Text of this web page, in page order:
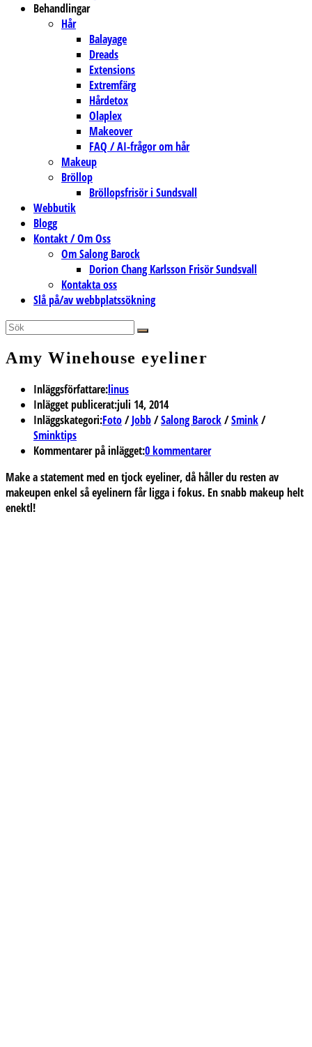
Behandlingar
Hår
Balayage
Dreads
Extensions
Extremfärg
Hårdetox
Olaplex
Makeover
FAQ / AI-frågor om hår
Makeup
Bröllop
Bröllopsfrisör i Sundsvall
Webbutik
Blogg
Kontakt / Om Oss
Om Salong Barock
Dorion Chang Karlsson Frisör Sundsvall
Kontakta oss
Slå på/av webbplatssökning
Amy Winehouse eyeliner
Inläggsförfattare:linus
Inlägget publicerat:juli 14, 2014
Inläggskategori:Foto/ Jobb/Salong Barock/Smink/
Sminktips
Kommentarer på inlägget:0 kommentarer
Make a statement med en tjock eyeliner, då håller du resten av
makeupen enkel så eyelinern får ligga i fokus. En snabb makeup helt
enektl!